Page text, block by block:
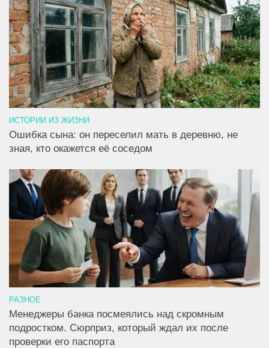
ИСТОРИИ ИЗ ЖИЗНИ
Ошибка сына: он переселил мать в деревню, не
зная, кто окажется её соседом
РАЗНОЕ
Менеджеры банка посмеялись над скромным
подростком. Сюрприз, который ждал их после
проверки его паспорта